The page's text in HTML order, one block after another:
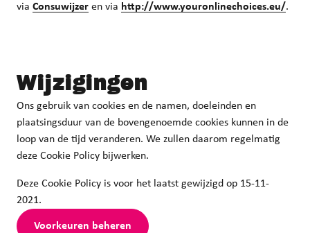
via Consuwijzer en via http://www.youronlinechoices.eu/.
Wijzigingen
Ons gebruik van cookies en de namen, doeleinden en
plaatsingsduur van de bovengenoemde cookies kunnen in de
loop van de tijd veranderen. We zullen daarom regelmatig
deze Cookie Policy bijwerken.
Deze Cookie Policy is voor het laatst gewijzigd op 15-11-
2021.
Voorkeuren beheren